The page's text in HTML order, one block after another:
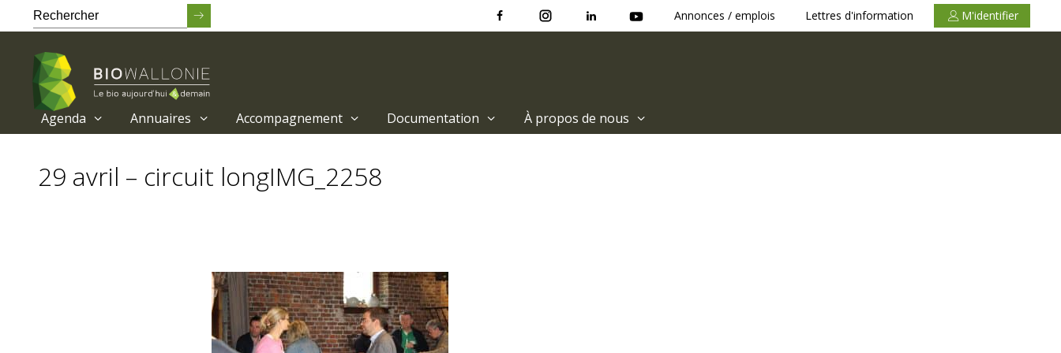
contenu
Annonces / emplois Lettres d'information M'identifier
Agenda Annuaires Accompagnement Documentation À propos de nous
29 avril – circuit longIMG_2258